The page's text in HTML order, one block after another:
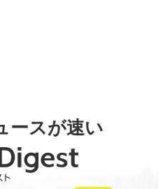
ースが速い